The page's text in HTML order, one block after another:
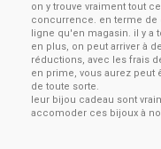
on y trouve vraiment tout
concurrence. en terme de
ligne qu'en magasin. il y a
en plus, on peut arriver à
réductions, avec les frais
en prime, vous aurez peut
de toute sorte.
leur bijou cadeau sont
accomoder ces bijoux à